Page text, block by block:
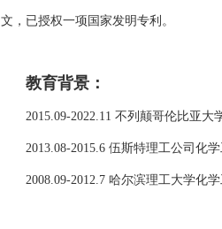
文，已授权一项国家发明专利。
教育背景 ：
2015.09-2022.11 不列颠哥伦比亚大
2013.08-2015.6 伍斯特理工公司化
2008.09-2012.7 哈尔滨理工大学化